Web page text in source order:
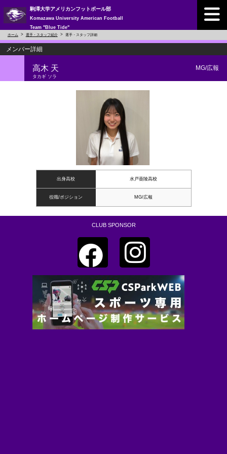
駒澤大学アメリカンフットボール部
Komazawa University American Football
Team "Blue Tide"
ホーム 選手・スタッフ紹介 選手・スタッフ詳細
メンバー詳細
高木 天
タカギ ソラ
MG/広報
出身高校 水戸葵陵高校
役職/ポジション MG/広報
CLUB SPONSOR